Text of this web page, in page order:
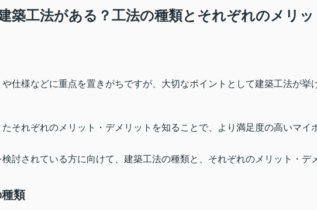
築工法がある？工法の種類とそれぞれのメリッ
仕様などに重点を置きがちですが、大切なポイントとして建築工法が挙
それぞれのメリット・デメリットを知ることで、より満足度の高いマイ
討されている方に向けて、建築工法の種類と、それぞれのメリット・デ
類